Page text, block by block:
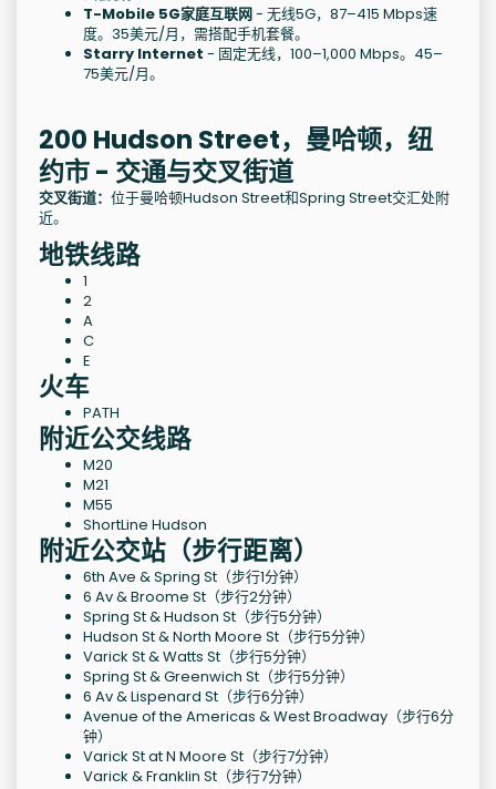
T-Mobile 5G家庭互联网- 无线5G，87–415 Mbps速
度。35美元/月，需搭配手机套餐。
Starry Internet - 固定无线，100–1,000 Mbps。45–
75美元/月。
200 Hudson Street，曼哈顿，纽
约市 - 交通与交叉街道
交叉街道： 位于曼哈顿Hudson Street和Spring Street交汇处附
近。
地铁线路
1
2
A
C
E
火车
PATH
附近公交线路
M20
M21
M55
ShortLine Hudson
附近公交站（步行距离）
6th Ave & Spring St（步行1分钟）
6 Av & Broome St（步行2分钟）
Spring St & Hudson St（步行5分钟）
Hudson St & North Moore St（步行5分钟）
Varick St & Watts St（步行5分钟）
Spring St & Greenwich St（步行5分钟）
6 Av & Lispenard St（步行6分钟）
Avenue of the Americas & West Broadway（步行6分
钟）
Varick St at N Moore St（步行7分钟）
Varick & Franklin St（步行7分钟）